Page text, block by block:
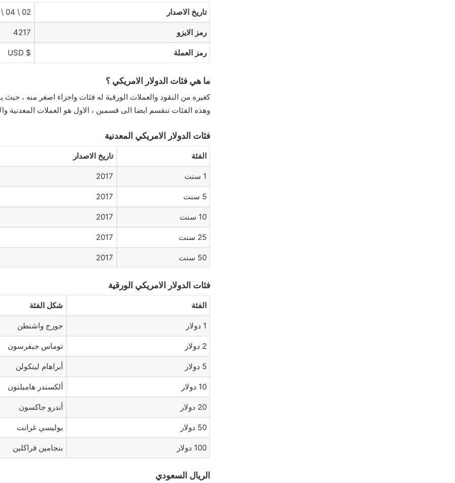
تاريخ الاصدار 02 \ 04 \ 1792
رمز الايزو 4217
رمز العملة $ USD
ما هي فئات الدولار الامريكي ؟
كغيره من النقود والعملات الورقية له فئات واجزاء اصغر منه ،
وهذه الفئات تنقسم ايضا الى قسمين ، الاول هو العملات المعدنية
فئات الدولار الامريكي المعدنية
الفئة تاريخ الاصدار
1 سنت 2017
5 سنت 2017
10 سنت 2017
25 سنت 2017
50 سنت 2017
فئات الدولار الامريكي الورقية
الفئة شكل الفئة
1 دولار جورج واشنطن
2 دولار توماس جيفرسون
5 دولار أبراهام لينكولن
10 دولار ألكسندر هاميلتون
20 دولار أندرو جاكسون
50 دولار يوليسي غرانت
100 دولار بنجامين فراكلين
الريال السعودي